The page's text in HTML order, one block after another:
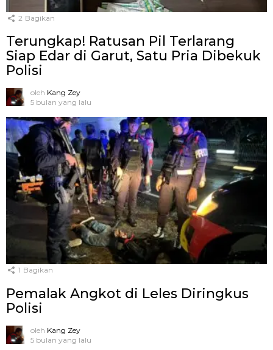
2 Bagikan
Terungkap! Ratusan Pil Terlarang
Siap Edar di Garut, Satu Pria Dibekuk
Polisi
oleh Kang Zey
5 bulan yang lalu
1 Bagikan
Pemalak Angkot di Leles Diringkus
Polisi
oleh Kang Zey
5 bulan yang lalu